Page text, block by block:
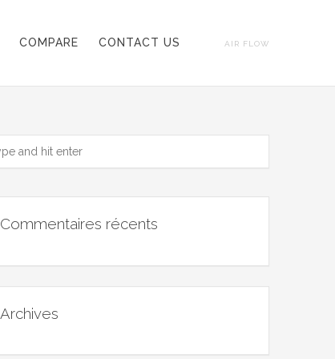
COMPARE CONTACT US AIR FLOW
Commentaires récents
Archives